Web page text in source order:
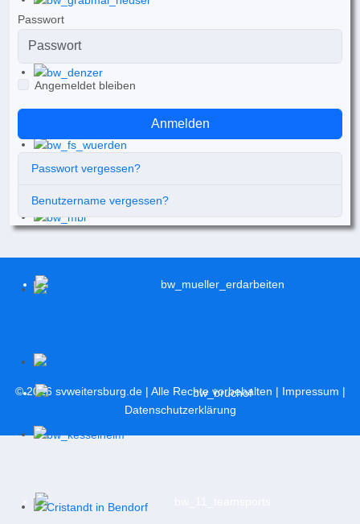
Passwort
Angemeldet bleiben
Anmelden
Passwort vergessen?
Benutzername vergessen?
© 2026 svweitersburg.de| Alle Rechte vorbehalten | Impressum |
Datenschutzerklärung